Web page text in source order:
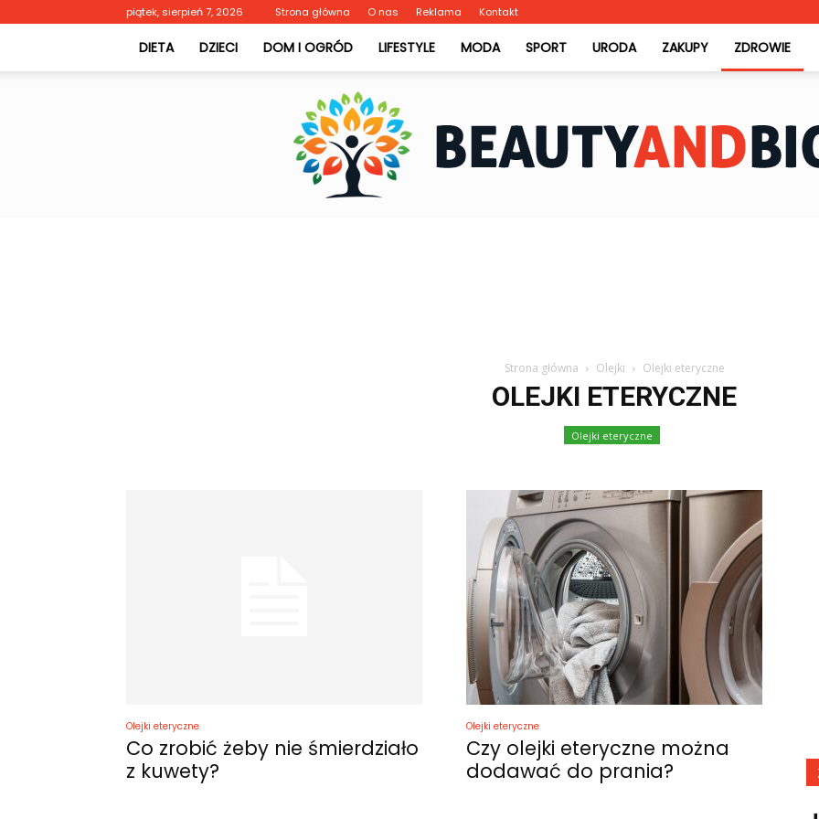
piątek, sierpień 7, 2026 Strona główna O nas Reklama Kontakt
DIETA DZIECI DOM I OGRÓD LIFESTYLE MODA SPORT URODA ZAKUPY ZDROWIE
Strona główna Olejki Olejki eteryczne
OLEJKI ETERYCZNE
Olejki eteryczne
Olejki eteryczne
Co zrobić żeby nie śmierdziało
z kuwety?
Olejki eteryczne
Czy olejki eteryczne można
dodawać do prania?